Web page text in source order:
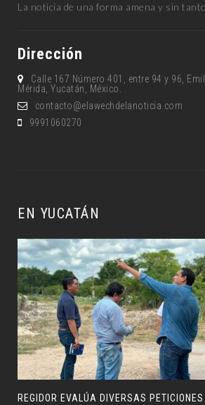
La noticia de una forma amena y sin
Dirección
Calle 167 Número 401, entre 94 y 96,
Mérida, Yucatán, México.
contacto@elawechdelanoticia.com
9991060270
EN YUCATÁN
REGIDOR EVALÚA DIVERSAS